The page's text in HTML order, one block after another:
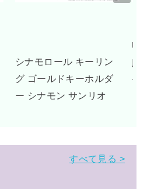
腕時計 グッズ ドリーミ
ーベージュ
すべて見る >